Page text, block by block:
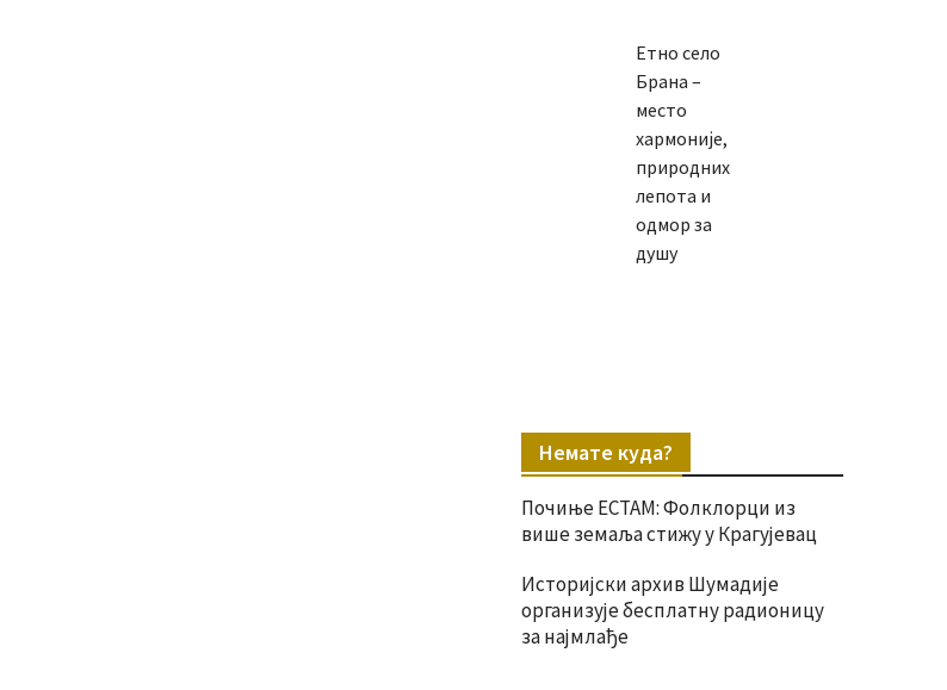
Етно село
Брана –
место
хармоније,
природних
лепота и
одмор за
душу
Немате куда?
Почиње ЕСТАМ: Фолклорци из
више земаља стижу у Крагујевац
Историјски архив Шумадије
организује бесплатну радионицу
за најмлађе